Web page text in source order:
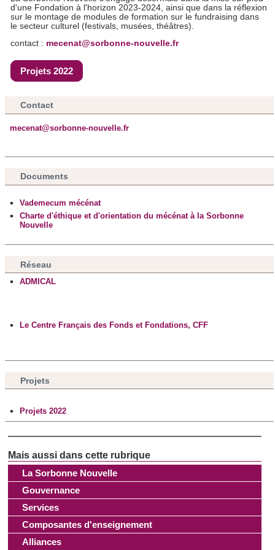
Les cookies nous permettent de personnaliser le contenu
et les annonces, d'offrir des fonctionnalités relatives aux
médias sociaux et d'analyser notre trafic. Nous
notre site avec nos partenaires de médias sociaux, de
d'autres informations que vous leur avez fournies ou qu'ils
ont collectées lors de votre utilisation de leurs services.
La Sorbonne Nouvelle
Gouvernance
Services
Composantes d'enseignement
Alliances
d'une Fondation à l'horizon 2023-2024, ainsi que dans la réflexion
sur le montage de modules de formation sur le fundraising dans
le secteur culturel (festivals, musées, théâtres).
contact : mecenat@sorbonne-nouvelle.fr
Projets 2022
Contact
mecenat@sorbonne-nouvelle.fr
Documents
Vademecum mécénat
Charte d'éthique et d'orientation du mécénat à la Sorbonne
Nouvelle
Réseau
ADMICAL
Le Centre Français des Fonds et Fondations, CFF
Projets
Projets 2022